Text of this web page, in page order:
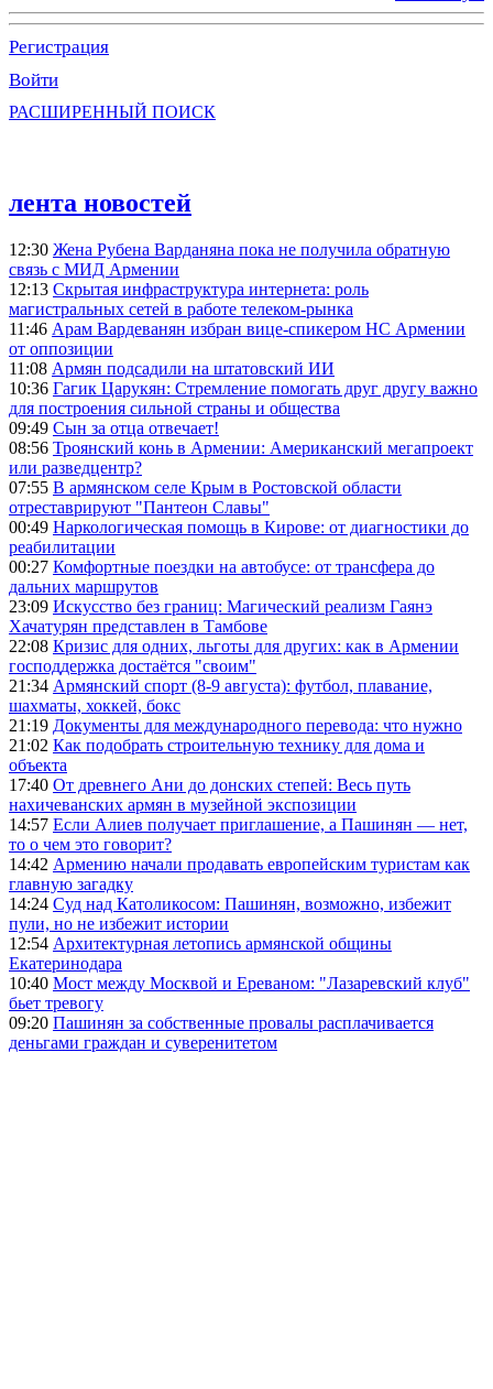
Регистрация
Войти
РАСШИРЕННЫЙ ПОИСК
лента новостей
12:30 Жена Рубена Варданяна пока не получила обратную
связь с МИД Армении
12:13 Скрытая инфраструктура интернета: роль
магистральных сетей в работе телеком-рынка
11:46 Арам Вардеванян избран вице-спикером НС Армении
от оппозиции
11:08 Армян подсадили на штатовский ИИ
10:36 Гагик Царукян: Стремление помогать друг другу важно
для построения сильной страны и общества
09:49 Сын за отца отвечает!
08:56 Троянский конь в Армении: Американский мегапроект
или разведцентр?
07:55 В армянском селе Крым в Ростовской области
отреставрируют "Пантеон Славы"
00:49 Наркологическая помощь в Кирове: от диагностики до
реабилитации
00:27 Комфортные поездки на автобусе: от трансфера до
дальних маршрутов
23:09 Искусство без границ: Магический реализм Гаянэ
Хачатурян представлен в Тамбове
22:08 Кризис для одних, льготы для других: как в Армении
господдержка достаётся "своим"
21:34 Армянский спорт (8-9 августа): футбол, плавание,
шахматы, хоккей, бокс
21:19 Документы для международного перевода: что нужно
21:02 Как подобрать строительную технику для дома и
объекта
17:40 От древнего Ани до донских степей: Весь путь
нахичеванских армян в музейной экспозиции
14:57 Если Алиев получает приглашение, а Пашинян — нет,
то о чем это говорит?
14:42 Армению начали продавать европейским туристам как
главную загадку
14:24 Суд над Католикосом: Пашинян, возможно, избежит
пули, но не избежит истории
12:54 Архитектурная летопись армянской общины
Екатеринодара
10:40 Мост между Москвой и Ереваном: "Лазаревский клуб"
бьет тревогу
09:20 Пашинян за собственные провалы расплачивается
деньгами граждан и суверенитетом